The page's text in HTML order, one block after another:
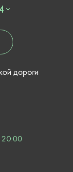
дороги
20:00